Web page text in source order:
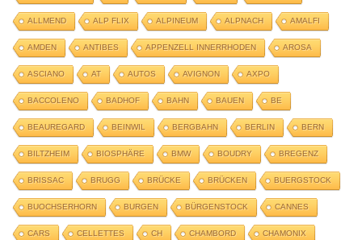
ALLMEND ALP FLIX ALPINEUM ALPNACH AMALFI
AMDEN ANTIBES APPENZELL INNERRHODEN AROSA
ASCIANO AT AUTOS AVIGNON AXPO
BACCOLENO BADHOF BAHN BAUEN BE
BEAUREGARD BEINWIL BERGBAHN BERLIN BERN
BILTZHEIM BIOSPHÄRE BMW BOUDRY BREGENZ
BRISSAC BRUGG BRÜCKE BRÜCKEN BUERGSTOCK
BUOCHSERHORN BURGEN BÜRGENSTOCK CANNES
CARS CELLETTES CH CHAMBORD CHAMONIX